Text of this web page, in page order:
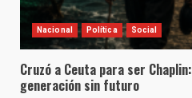
Nacional Política Social
Cruzó a Ceuta para ser
generación sin futuro